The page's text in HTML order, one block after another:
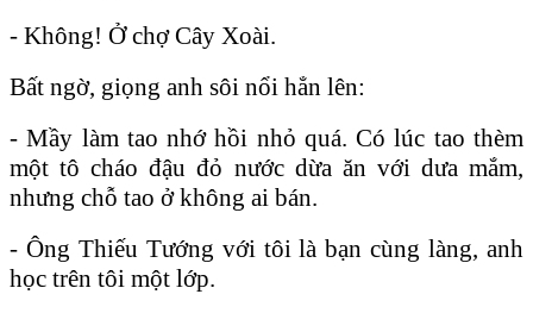
- Không! Ở chợ Cây Xoài.
Bất ngờ, giọng anh sôi nổi hẳn lên:
- Mầy làm tao nhớ hồi nhỏ quá. Có lúc tao thèm
một tô cháo đậu đỏ nước dừa ăn với dưa mắm,
nhưng chỗ tao ở không ai bán.
- Ông Thiếu Tướng với tôi là bạn cùng làng, anh
học trên tôi một lớp.